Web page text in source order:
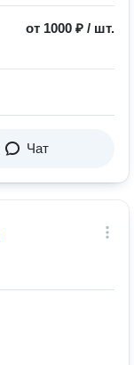
от 1000 ₽ / шт.
Чат